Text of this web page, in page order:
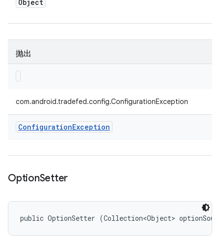
Object
抛出
com.android.tradefed.config.ConfigurationException
ConfigurationException
OptionSetter
public OptionSetter (Collection<Object>